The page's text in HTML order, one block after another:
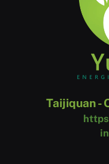
Taijiquan -